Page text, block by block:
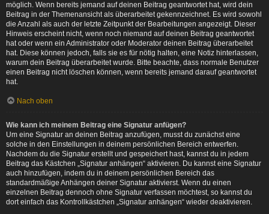
möglich. Wenn bereits jemand auf deinen Beitrag geantwortet hat, wird dein
Beitrag in der Themenansicht als überarbeitet gekennzeichnet. Es wird sowohl
die Anzahl als auch der letzte Zeitpunkt der Bearbeitungen angezeigt. Dieser
Hinweis erscheint nicht, wenn noch niemand auf deinen Beitrag geantwortet
hat oder wenn ein Administrator oder Moderator deinen Beitrag überarbeitet
hat. Diese können jedoch, falls sie es für nötig halten, eine Notiz hinterlassen,
warum dein Beitrag überarbeitet wurde. Bitte beachte, dass normale Benutzer
einen Beitrag nicht löschen können, wenn bereits jemand darauf geantwortet
hat.
Nach oben
Wie kann ich meinem Beitrag eine Signatur anfügen?
Um eine Signatur an deinen Beitrag anzufügen, musst du zunächst eine
solche in den Einstellungen in deinem persönlichen Bereich entwerfen.
Nachdem du die Signatur erstellt und gespeichert hast, kannst du in jedem
Beitrag das Kästchen „Signatur anhängen“ aktivieren. Du kannst eine Signatur
auch hinzufügen, indem du in deinem persönlichen Bereich das
standardmäßige Anhängen deiner Signatur aktivierst. Wenn du einen
einzelnen Beitrag dennoch ohne Signatur verfassen möchtest, so kannst du
dort einfach das Kontrollkästchen „Signatur anhängen“ wieder deaktivieren.